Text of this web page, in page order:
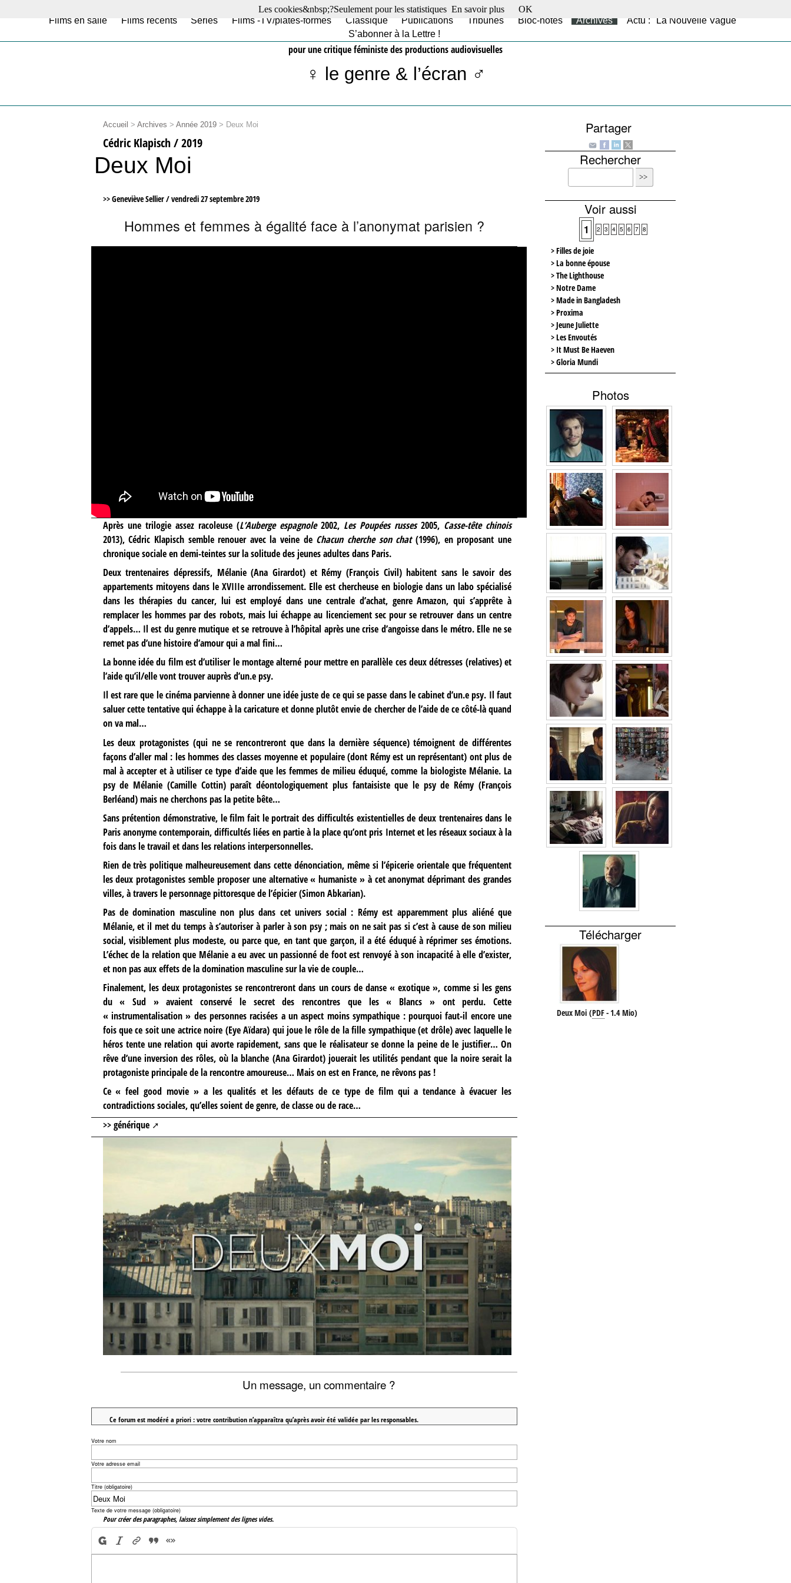
Films en salle Films récents Séries Films -TV/plates-formes Classique Publications Tribunes Bloc-notes Archives
Actu : "La Nouvelle Vague"
S’abonner à la Lettre !
pour une critique féministe des productions audiovisuelles
♀ le genre & l’écran ♂
Accueil > Archives > Année 2019> Deux Moi
Cédric Klapisch / 2019
Deux Moi
>> Geneviève Sellier /vendredi 27 septembre 2019
Hommes et femmes à égalité face à l’anonymat parisien ?
Après une trilogie assez racoleuse (L’Auberge espagnole2002, Les Poupées russes2005, Casse-tête chinois
2013), Cédric Klapisch semble renouer avec la veine de Chacun cherche son chat(1996), en proposant une
chronique sociale en demi-teintes sur la solitude des jeunes adultes dans Paris.
Deux trentenaires dépressifs, Mélanie (Ana Girardot) et Rémy (François Civil) habitent sans le savoir des
appartements mitoyens dans le XVIIIe arrondissement. Elle est chercheuse en biologie dans un labo spécialisé
dans les thérapies du cancer, lui est employé dans une centrale d’achat, genre Amazon, qui s’apprête à
remplacer les hommes par des robots, mais lui échappe au licenciement sec pour se retrouver dans un centre
d’appels… Il est du genre mutique et se retrouve à l’hôpital après une crise d’angoisse dans le métro. Elle ne se
remet pas d’une histoire d’amour qui a mal fini…
La bonne idée du film est d’utiliser le montage alterné pour mettre en parallèle ces deux détresses (relatives) et
l’aide qu’il/elle vont trouver auprès d’un.e psy.
Il est rare que le cinéma parvienne à donner une idée juste de ce qui se passe dans le cabinet d’un.e psy. Il faut
saluer cette tentative qui échappe à la caricature et donne plutôt envie de chercher de l’aide de ce côté-là quand
on va mal…
Les deux protagonistes (qui ne se rencontreront que dans la dernière séquence) témoignent de différentes
façons d’aller mal : les hommes des classes moyenne et populaire (dont Rémy est un représentant) ont plus de
mal à accepter et à utiliser ce type d’aide que les femmes de milieu éduqué, comme la biologiste Mélanie. La
psy de Mélanie (Camille Cottin) paraît déontologiquement plus fantaisiste que le psy de Rémy (François
Berléand) mais ne cherchons pas la petite bête…
Sans prétention démonstrative, le film fait le portrait des difficultés existentielles de deux trentenaires dans le
Paris anonyme contemporain, difficultés liées en partie à la place qu’ont pris Internet et les réseaux sociaux à la
fois dans le travail et dans les relations interpersonnelles.
Rien de très politique malheureusement dans cette dénonciation, même si l’épicerie orientale que fréquentent
les deux protagonistes semble proposer une alternative « humaniste » à cet anonymat déprimant des grandes
villes, à travers le personnage pittoresque de l’épicier (Simon Abkarian).
Pas de domination masculine non plus dans cet univers social : Rémy est apparemment plus aliéné que
Mélanie, et il met du temps à s’autoriser à parler à son psy ; mais on ne sait pas si c’est à cause de son milieu
social, visiblement plus modeste, ou parce que, en tant que garçon, il a été éduqué à réprimer ses émotions.
L’échec de la relation que Mélanie a eu avec un passionné de foot est renvoyé à son incapacité à elle d’exister,
et non pas aux effets de la domination masculine sur la vie de couple…
Finalement, les deux protagonistes se rencontreront dans un cours de danse « exotique », comme si les gens
du « Sud » avaient conservé le secret des rencontres que les « Blancs » ont perdu. Cette
« instrumentalisation » des personnes racisées a un aspect moins sympathique : pourquoi faut-il encore une
fois que ce soit une actrice noire (Eye Aïdara) qui joue le rôle de la fille sympathique (et drôle) avec laquelle le
héros tente une relation qui avorte rapidement, sans que le réalisateur se donne la peine de le justifier… On
rêve d’une inversion des rôles, où la blanche (Ana Girardot) jouerait les utilités pendant que la noire serait la
protagoniste principale de la rencontre amoureuse… Mais on est en France, ne rêvons pas !
Ce « feel good movie » a les qualités et les défauts de ce type de film qui a tendance à évacuer les
contradictions sociales, qu’elles soient de genre, de classe ou de race…
>> générique
Un message, un commentaire ?
Ce forum est modéré a priori : votre contribution n’apparaîtra qu’après avoir été validée par les responsables.
Votre nom
Votre adresse email
Titre (obligatoire)
Texte de votre message (obligatoire)
Pour créer des paragraphes, laissez simplement des lignes vides.
Partager
Rechercher
Voir aussi
1 2 3 4 5 6 7 8
> Filles de joie
> La bonne épouse
> The Lighthouse
> Notre Dame
> Made in Bangladesh
> Proxima
> Jeune Juliette
> Les Envoutés
> It Must Be Haeven
> Gloria Mundi
Photos
Télécharger
Deux Moi (PDF-1.4 Mio)
Les cookies&nbsp;?Seulement pour les statistiques En savoir plus OK